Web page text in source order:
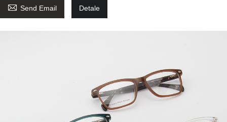
 Send Email Detale